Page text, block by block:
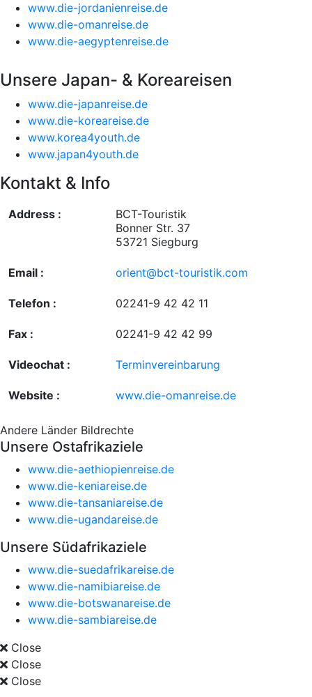
www.die-jordanienreise.de
www.die-omanreise.de
www.die-aegyptenreise.de
Unsere Japan- & Koreareisen
www.die-japanreise.de
www.die-koreareise.de
www.korea4youth.de
www.japan4youth.de
Kontakt & Info
Address :
BCT-Touristik
Bonner Str. 37
53721 Siegburg
Email : orient@bct-touristik.com
Telefon : 02241-9 42 42 11
Fax : 02241-9 42 42 99
Videochat : Terminvereinbarung
Website : www.die-omanreise.de
Andere Länder Bildrechte
Unsere Ostafrikaziele
www.die-aethiopienreise.de
www.die-keniareise.de
www.die-tansaniareise.de
www.die-ugandareise.de
Unsere Südafrikaziele
www.die-suedafrikareise.de
www.die-namibiareise.de
www.die-botswanareise.de
www.die-sambiareise.de
Close
Close
Close